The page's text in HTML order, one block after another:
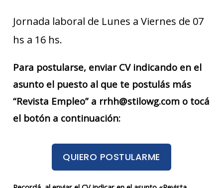
Jornada laboral de Lunes a Viernes de 07
hs a 16 hs.
Para postularse, enviar CV indicando en el
asunto el puesto al que te postulás más
“Revista Empleo” a rrhh@stilowg.com o tocá
el botón a continuación:
QUIERO POSTULARME